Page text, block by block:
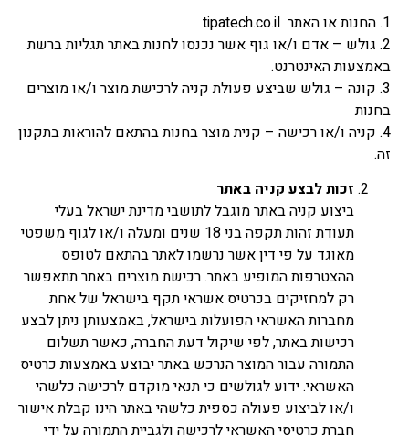
1. החנות או האתר tipatech.co.il
2. גולש – אדם ו/או גוף אשר נכנסו לחנות באתר תגליות ברשת
באמצעות האינטרנט.
3. קונה – גולש שביצע פעולת קניה לרכישת מוצר ו/או מוצרים
בחנות
4. קניה ו/או רכישה – קנית מוצר בחנות בהתאם להוראות בתקנון
זה.
זכות לבצע קניה באתר
ביצוע קניה באתר מוגבל לתושבי מדינת ישראל בעלי
תעודת זהות תקפה בני 18 שנים ומעלה ו/או לגוף משפטי
מאוגד על פי דין אשר נרשמו לאתר בהתאם לטופס
ההצטרפות המופיע באתר. רכישת מוצרים באתר תתאפשר
רק למחזיקים בכרטיס אשראי תקף בישראל של אחת
מחברות האשראי הפועלות בישראל, באמצעותן ניתן לבצע
רכישות באתר, לפי שיקול דעת החברה, כאשר תשלום
התמורה עבור המוצר הנרכש באתר יבוצע באמצעות כרטיס
האשראי. ידוע לגולשים כי תנאי מוקדם לרכישה כלשהי
ו/או לביצוע פעולה כספית כלשהי באתר הינו קבלת אישור
חברת כרטיסי האשראי לרכישה ולגביית התמורה על ידי